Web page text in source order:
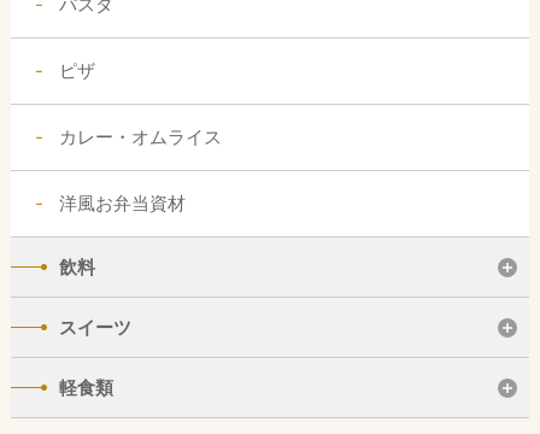
パスタ
ピザ
カレー・オムライス
洋風お弁当資材
飲料
スイーツ
軽食類